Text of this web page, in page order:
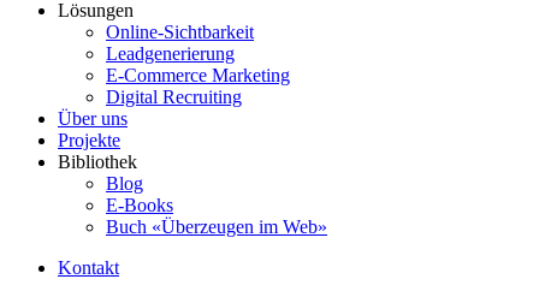
Lösungen
Online-Sichtbarkeit
Leadgenerierung
E-Commerce Marketing
Digital Recruiting
Über uns
Projekte
Bibliothek
Blog
E-Books
Buch «Überzeugen im Web»
Kontakt